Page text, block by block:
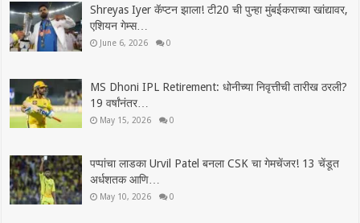
Shreyas Iyer कॅप्टन झाला! टी20 ची पुन्हा मुंबईकराच्या खांद्यावर,
एशियन गेम्स…
June 6, 2026 0
MS Dhoni IPL Retirement: धोनीच्या निवृत्तीची तारीख ठरली?
19 वर्षांनंतर…
May 15, 2026 0
पप्पांचा लाडका Urvil Patel बनला CSK चा गेमचेंजर! 13 चेंडूत
अर्धशतक आणि…
May 10, 2026 0